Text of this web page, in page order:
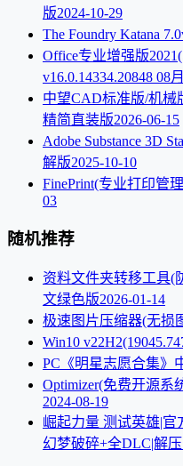
版2024-10-29
The Foundry Katana
Office专业增强版
v16.0.14334.20848 08
中望CAD标准版/机械
精简直装版2026-06-15
Adobe Substance 3D
解版2025-10-10
FinePrint(专业打印管
03
随机推荐
资料文件夹转移工具(
文绿色版2026-01-14
极速图片压缩器(无损
Win10
PC《明星志愿合集》
Optimizer(免费开源系
2024-08-19
崛起力量 测试英雄|官
幻梦破碎+全DLC|解